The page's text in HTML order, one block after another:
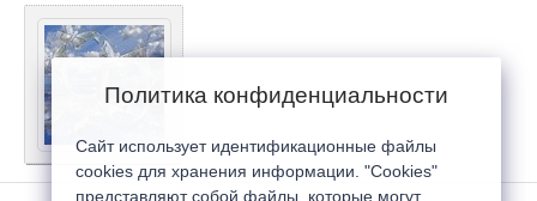
Политика конфиденциальности
Сайт использует идентификационные файлы
cookies для хранения информации. "Cookies"
представляют собой файлы, которые могут